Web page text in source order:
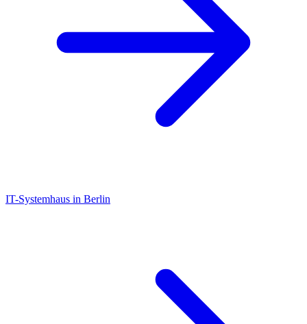
IT-Systemhaus in Berlin